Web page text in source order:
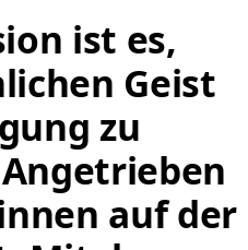
ist es,
Geist
zu
auf der